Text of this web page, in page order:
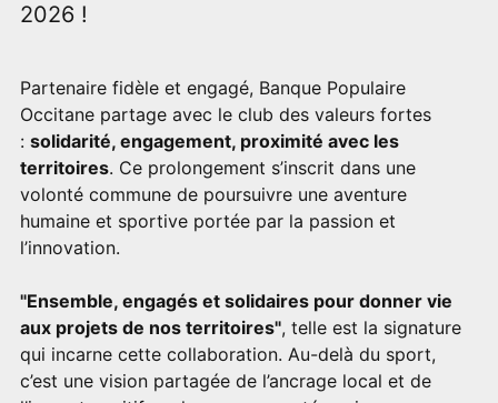
2026 !
Partenaire fidèle et engagé, Banque Populaire
Occitane partage avec le club des valeurs fortes
: solidarité, engagement, proximité avec les
territoires. Ce prolongement s’inscrit dans une
volonté commune de poursuivre une aventure
humaine et sportive portée par la passion et
l’innovation.
"Ensemble, engagés et solidaires pour donner vie
aux projets de nos territoires", telle est la signature
qui incarne cette collaboration. Au-delà du sport,
c’est une vision partagée de l’ancrage local et de